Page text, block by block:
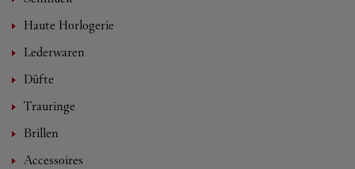
Haute Horlogerie
Lederwaren
Düfte
Trauringe
Brillen
Accessoires